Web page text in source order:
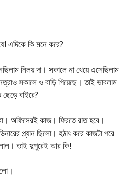
এদিকে কি মনে করে?
নিলয় দা। সকালে না খেয়ে এসেছিলাম
সকালে ও বাড়ি গিয়েছে। তাই ভাবলাম
বাইরে?
অফিসেরই কাজ। ফিরতে রাত হবে।
প্ল্যান ছিলো। হঠাৎ করে কাজটা পরে
লাল। তাই দুপুরেই আর কি!